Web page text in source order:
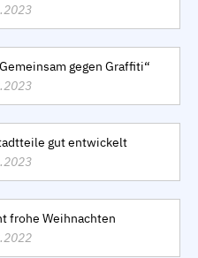
gegen Graffiti“
gut entwickelt
frohe Weihnachten